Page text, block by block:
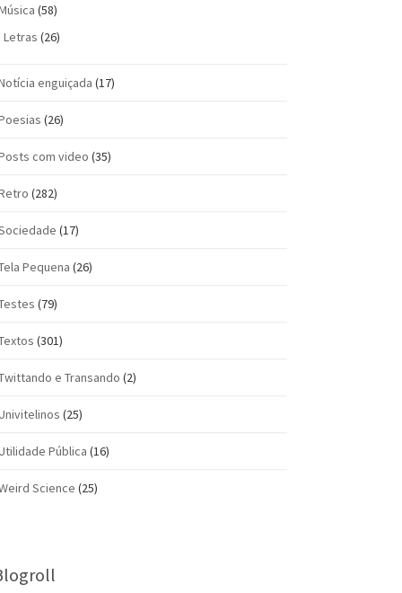
(58)
Letras (26)
enguiçada (17)
(26)
com vi­deo (35)
(282)
(17)
Pequena (26)
(79)
(301)
e Transando (2)
(25)
Pública (16)
Science (25)